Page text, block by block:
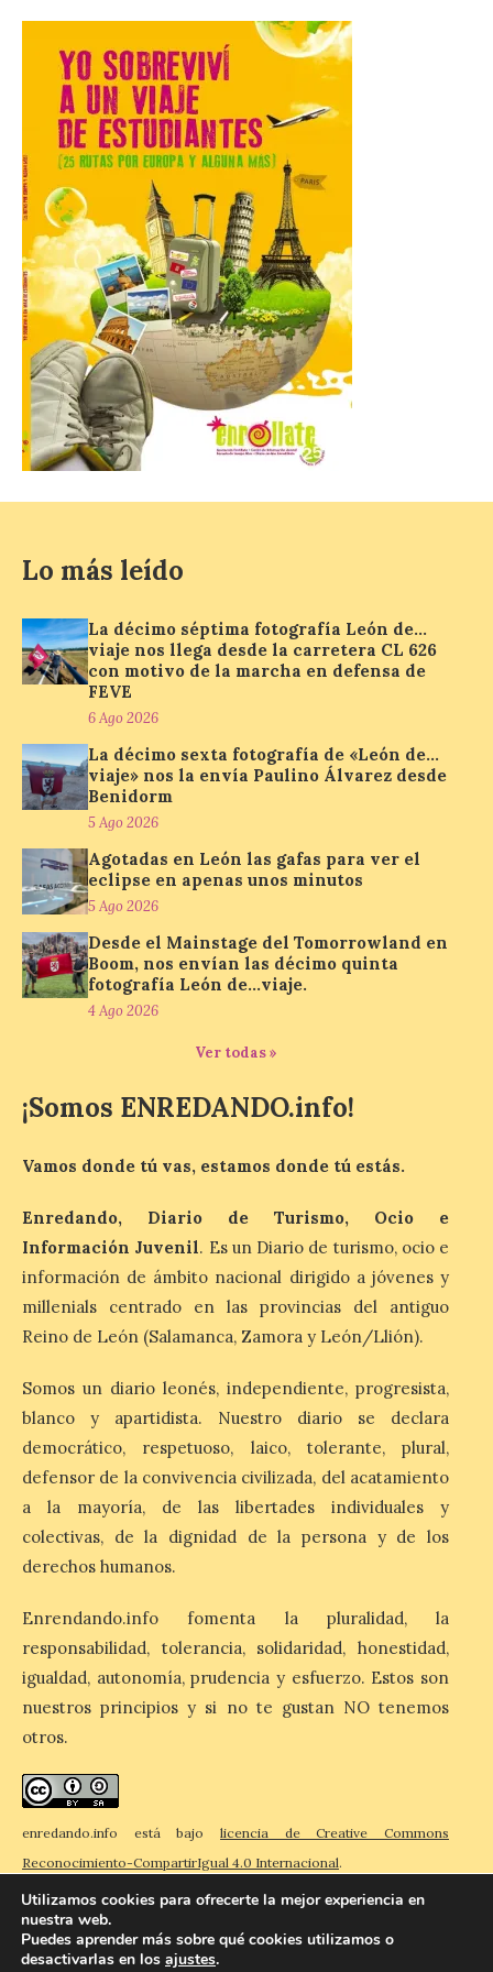
La novena campaña
arqueológica centrará sus
trabajos en el estudio de la
organización urbana y la
vida cotidiana del poblado
y contará con la participación de
estudiantes del grado en Historia. La
excavación se complementará con
actividades de divulgación abiertas […]
El Mercado Medieval abre
sus puertas en La Bañeza
con más de 60 puestos y
un amplio programa de
animación.
6 Ago 2026
calendario de actividades
de animación dirigidas a
Bañeza inauguró en la tarde de este
martes 4 de agosto una nueva edición de
su tradicional Mercado Medieval, que
hasta el próximo 6 […]
Un viaje a la Antigüedad:
el Museo del Prado
propone un recorrido por
obras de su Colección de
inspiración clásica
6 Ago 2026
Al hilo del estreno de La
Odisea de Christopher
Nolan. La pieza de vídeo
reúne una selección de
Antigüedad clásica, la mitología y los
Patrimonio Nacional
fuentes de La Granja ante
la escasez de agua
6 Ago 2026
Esta medida afecta a los
de la Fuente Baños de
Diana previstos para los
días 8, 15 y 22 de agosto,
así como al encendido extraordinario del
día 25. La reserva de agua en el estanque
«El Mar», […]
El Descenso Internacional
homenaje a los campeones
y el izado de las banderas
autonómicas
en 874 embarcaciones,
con representación de 22 países,
consolidando una vez más a la prueba
asturiana como una de las grandes
referencias del piragüismo internacional.
[…]
Lo más leído
La décimo séptima fotografía León de…
viaje nos llega desde la carretera CL 626
con motivo de la marcha en defensa de
FEVE
6 Ago 2026
La décimo sexta fotografía de «León de…
viaje» nos la envía Paulino Álvarez desde
Benidorm
5 Ago 2026
Agotadas en León las gafas para ver el
eclipse en apenas unos minutos
5 Ago 2026
Desde el Mainstage del Tomorrowland en
Boom, nos envían las décimo quinta
fotografía León de…viaje.
4 Ago 2026
Ver todas »
¡Somos ENREDANDO.info!
Vamos donde tú vas, estamos donde tú estás.
Enredando, Diario de Turismo, Ocio e
Información Juvenil. Es un Diario de turismo, ocio e
información de ámbito nacional dirigido a jóvenes y
millenials centrado en las provincias del antiguo
Reino de León (Salamanca, Zamora y León/Llión).
Somos un diario leonés, independiente, progresista,
blanco y apartidista. Nuestro diario se declara
democrático, respetuoso, laico, tolerante, plural,
defensor de la convivencia civilizada, del acatamiento
a la mayoría, de las libertades individuales y
colectivas, de la dignidad de la persona y de los
derechos humanos.
Enrendando.info fomenta la pluralidad, la
responsabilidad, tolerancia, solidaridad, honestidad,
igualdad, autonomía, prudencia y esfuerzo. Estos son
nuestros principios y si no te gustan NO tenemos
otros.
enredando.info está bajo licencia de Creative Commons
Reconocimiento-CompartirIgual 4.0 Internacional.
© 2026 Enredando Política de privacidad
Utilizamos cookies para ofrecerte la mejor experiencia en
nuestra web.
Puedes aprender más sobre qué cookies utilizamos o
desactivarlas en los ajustes.